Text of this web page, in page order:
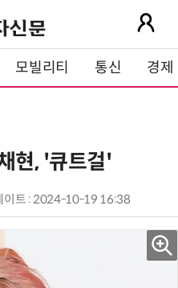
모빌리티 통신 경제
현, '큐트걸'
이트 : 2024-10-19 16:38